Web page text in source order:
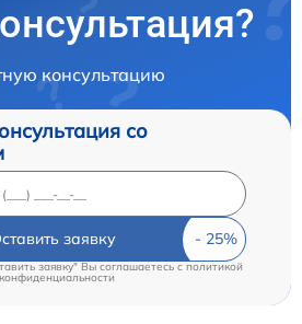
консультацию
со
заявку
заявку" Вы соглашаетесь cполитикой
конфиденциальности